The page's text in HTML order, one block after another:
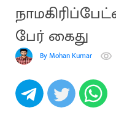
பேர் கைது
By Mohan Kumar